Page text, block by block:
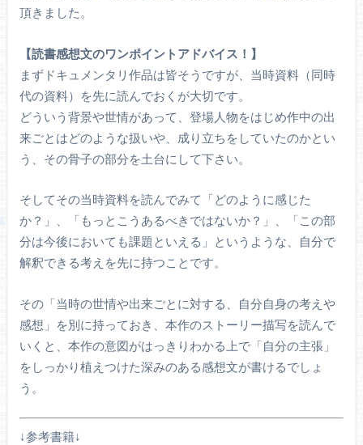
頂きました。
【読書感想文のワンポイントアドバイス！】
まずドキュメンタリ作品は皆そうですが、当時資料（同時
代の資料）を先に読んでおくが大切です。
どういう背景や世情があって、登場人物をはじめ作中の出
来ごとはどのような扱いや、成り立ちをしていたのかとい
う、その骨子の部分を土台にして下さい。
そしてその当時資料を読んでみて「どのように感じた
か？」、「もっとこうあるべきではないか？」、「この部
分は今後においても課題といえる」というような、自分で
解釈できる考えを先に持つことです。
その「当時の世情や出来ごとに対する、自分自身の考えや
感想」を別に持っておき、本作のストーリー描写を読んで
いくと、本作の意図がはっきりわかる上で「自分の主張」
をしっかり植えつけた深みのある感想文が書けるでしょ
う。
↓参考書籍↓